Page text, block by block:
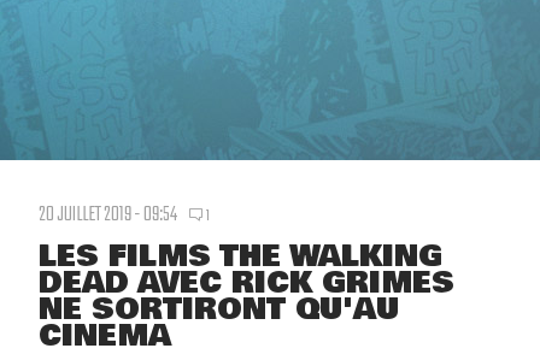
20 JUILLET 2019 - 09:54 1
LES FILMS THE WALKING
DEAD AVEC RICK GRIMES
NE SORTIRONT QU'AU
CINÉMA